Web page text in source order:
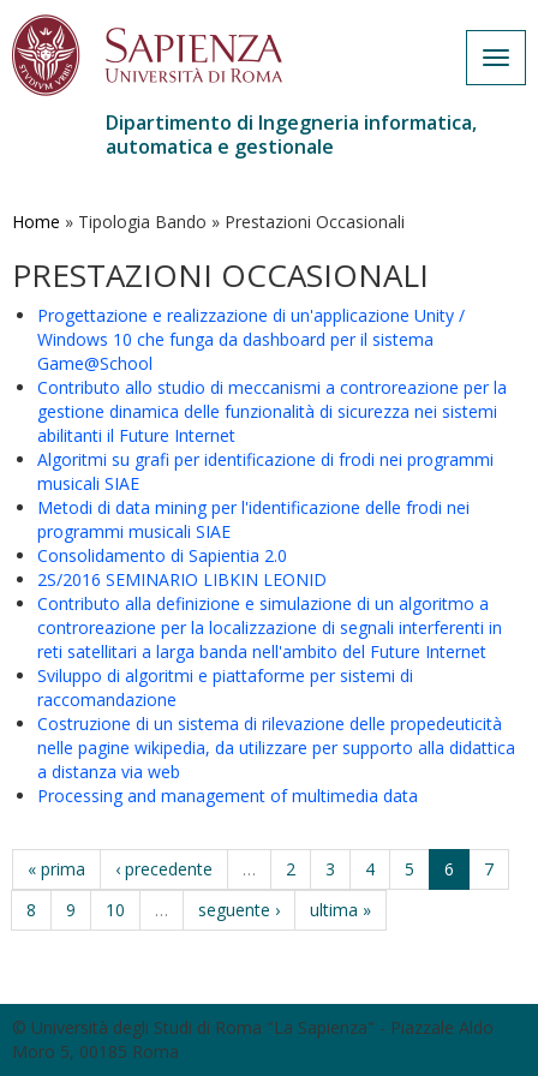
contenuto
Dipartimento di Ingegneria informatica,
automatica e gestionale
Home » Tipologia Bando » Prestazioni Occasionali
PRESTAZIONI OCCASIONALI
Progettazione e realizzazione di un'applicazione Unity /
Windows 10 che funga da dashboard per il sistema
Game@School
Contributo allo studio di meccanismi a controreazione per la
gestione dinamica delle funzionalità di sicurezza nei sistemi
abilitanti il Future Internet
Algoritmi su grafi per identificazione di frodi nei programmi
musicali SIAE
Metodi di data mining per l'identificazione delle frodi nei
programmi musicali SIAE
Consolidamento di Sapientia 2.0
2S/2016 SEMINARIO LIBKIN LEONID
Contributo alla definizione e simulazione di un algoritmo a
controreazione per la localizzazione di segnali interferenti in
reti satellitari a larga banda nell'ambito del Future Internet
Sviluppo di algoritmi e piattaforme per sistemi di
raccomandazione
Costruzione di un sistema di rilevazione delle propedeuticità
nelle pagine wikipedia, da utilizzare per supporto alla didattica
a distanza via web
Processing and management of multimedia data
« prima ‹ precedente … 2 3 4 5 6
7
8
9 10 … seguente › ultima »
© Università degli Studi di Roma "La Sapienza" - Piazzale Aldo
Moro 5, 00185 Roma